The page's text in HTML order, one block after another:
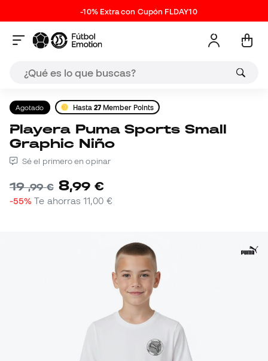
-10% Extra con Cupón FLDAY10
Agotado Hasta27 Member Points
Playera Puma Sports Small
Graphic Niño
Sé el primero en opinar
19,99 € 8,99 €
-55% Te ahorras11,00 €